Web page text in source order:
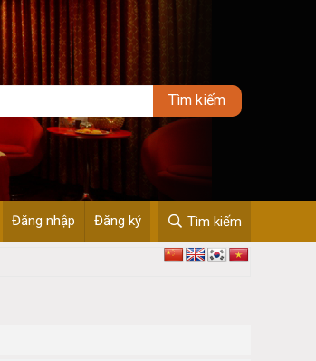
Đăng nhập Đăng ký Tìm kiếm